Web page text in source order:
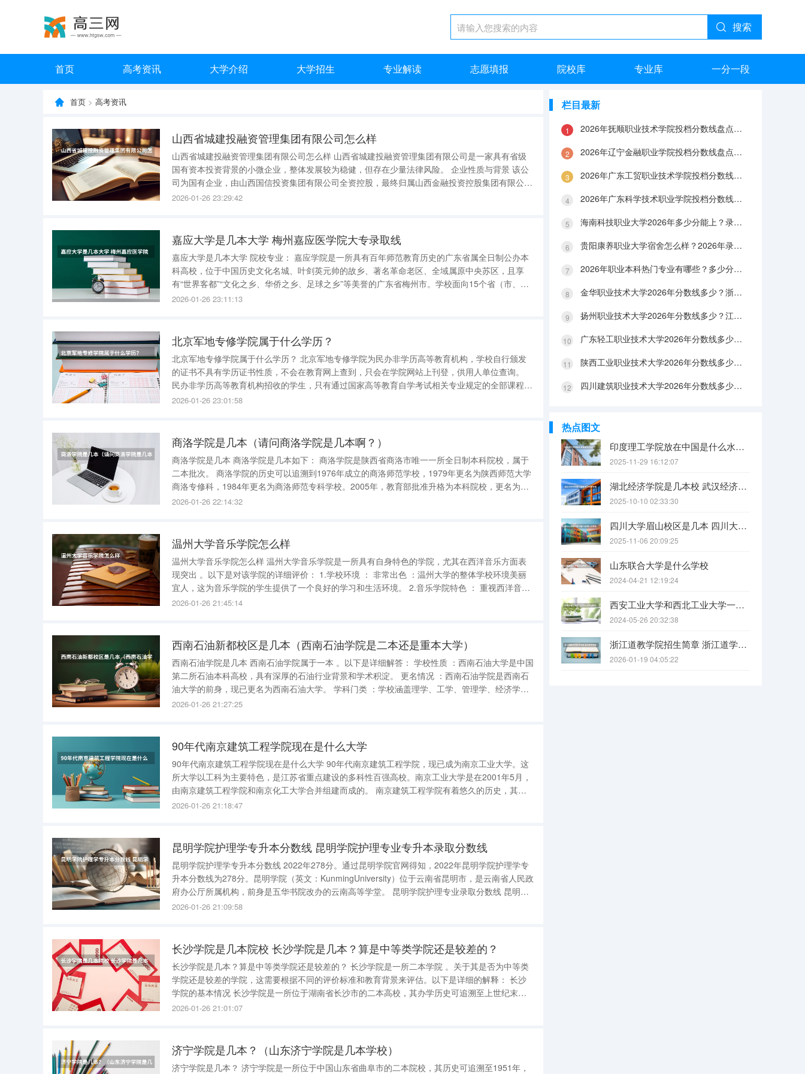
搜索
首页 高考资讯 大学介绍 大学招生 专业解读 志愿填报 院校库 专业库 一分一段
首页 > 高考资讯
山西省城建投融资管理集团有限公司怎么样
山西省城建投融资管理集团有限公司怎么样 山西省城建投融资管理集团有限公司是一家具有省级
国有资本投资背景的小微企业，整体发展较为稳健，但存在少量法律风险。 企业性质与背景 该公
司为国有企业，由山西国信投资集团有限公司全资控股，最终归属山西金融投资控股集团有限公
司，形成省级国有资本投资架构。其前身为山西城市建设投融资管理有限公司，2018年更名，注
2026-01-26 23:29:42
嘉应大学是几本大学 梅州嘉应医学院大专录取线
嘉应大学是几本大学 院校专业： 嘉应学院是一所具有百年师范教育历史的广东省属全日制公办本
科高校，位于中国历史文化名城、叶剑英元帅的故乡、著名革命老区、全域属原中央苏区，且享
有“世界客都”“文化之乡、华侨之乡、足球之乡”等美誉的广东省梅州市。学校面向15个省（市、
区）招生，现有普通全日制学生2.8万余人，成教学生近万人。学科专业综合,涵盖文学、理学、工
2026-01-26 23:11:13
北京军地专修学院属于什么学历？
北京军地专修学院属于什么学历？ 北京军地专修学院为民办非学历高等教育机构，学校自行颁发
的证书不具有学历证书性质，不会在教育网上查到，只会在学院网站上刊登，供用人单位查询。
民办非学历高等教育机构招收的学生，只有通过国家高等教育自学考试相关专业规定的全部课程，
方可取得加盖主考普通高校及自学考试办公室印章的国家承认的学历文凭， 扩展资料 培养目标：
2026-01-26 23:01:58
商洛学院是几本（请问商洛学院是几本啊？）
商洛学院是几本 商洛学院是几本如下： 商洛学院是陕西省商洛市唯一一所全日制本科院校，属于
二本批次。 商洛学院的历史可以追溯到1976年成立的商洛师范学校，1979年更名为陕西师范大学
商洛专修科，1984年更名为商洛师范专科学校。2005年，教育部批准升格为本科院校，更名为商
洛学院。 作为一所地方性本科院校，商洛学院在高等教育领域有着重要的地位和影响力。学校以
2026-01-26 22:14:32
温州大学音乐学院怎么样
温州大学音乐学院怎么样 温州大学音乐学院是一所具有自身特色的学院，尤其在西洋音乐方面表
现突出 。以下是对该学院的详细评价： 1.学校环境 ： 非常出色 ：温州大学的整体学校环境美丽
宜人，这为音乐学院的学生提供了一个良好的学习和生活环境。 2.音乐学院特色 ： 重视西洋音乐
：温州大学音乐学院在西洋音乐方面有着较为突出的表现，尤其是钢琴等乐器的教学水平较高。
2026-01-26 21:45:14
西南石油新都校区是几本（西南石油学院是二本还是重本大学）
西南石油学院是几本 西南石油学院属于一本 。以下是详细解答： 学校性质 ：西南石油大学是中国
第二所石油本科高校，具有深厚的石油行业背景和学术积淀。 更名情况 ：西南石油学院是西南石
油大学的前身，现已更名为西南石油大学。 学科门类 ：学校涵盖理学、工学、管理学、经济学、
文学、法学、教育、艺术8个学科门类，拥有多个具有招生资格的本科专业。 西南石油新都校区是
2026-01-26 21:27:25
90年代南京建筑工程学院现在是什么大学
90年代南京建筑工程学院现在是什么大学 90年代南京建筑工程学院，现已成为南京工业大学。这
所大学以工科为主要特色，是江苏省重点建设的多科性百强高校。南京工业大学是在2001年5月，
由南京建筑工程学院和南京化工大学合并组建而成的。 南京建筑工程学院有着悠久的历史，其前
身可以追溯到1915年创建的同济医工学堂附设机师科。历经同济高级职业学校、同济高级工业学
2026-01-26 21:18:47
昆明学院护理学专升本分数线 昆明学院护理专业专升本录取分数线
昆明学院护理学专升本分数线 2022年278分。通过昆明学院官网得知，2022年昆明学院护理学专
升本分数线为278分。昆明学院（英文：KunmingUniversity）位于云南省昆明市，是云南省人民政
府办公厅所属机构，前身是五华书院改办的云南高等学堂。 昆明学院护理专业录取分数线 昆明学
院 护理专业 录取分数线 在500－550分之间。 昆明学院医学院由昆明学院合并原昆明市卫生学校
2026-01-26 21:09:58
长沙学院是几本院校 长沙学院是几本？算是中等类学院还是较差的？
长沙学院是几本？算是中等类学院还是较差的？ 长沙学院是一所二本学院 。关于其是否为中等类
学院还是较差的学院，这需要根据不同的评价标准和教育背景来评估。以下是详细的解释： 长沙
学院的基本情况 长沙学院是一所位于湖南省长沙市的二本高校，其办学历史可追溯至上世纪末。
学校设有多个学科领域，涵盖了文、理、工、经济、管理、艺术等多个方面。近年来，学校在教
2026-01-26 21:01:07
济宁学院是几本？（山东济宁学院是几本学校）
济宁学院是几本？ 济宁学院是一所位于中国山东省曲阜市的二本院校，其历史可追溯至1951年，
栏目最新
2026年抚顺职业技术学院投档分数线盘点：录取分数、生活与就业指南
2026年辽宁金融职业学院投档分数线盘点：录取分数、生活与就业指南
2026年广东工贸职业技术学院投档分数线盘点：录取分数、生活与就业指南
2026年广东科学技术职业学院投档分数线盘点：录取分数、生活与就业指南
海南科技职业大学2026年多少分能上？录取分数线与生活成本解答
贵阳康养职业大学宿舍怎么样？2026年录取分数、费用及入学手续
2026年职业本科热门专业有哪些？多少分能上？绿牌专业有哪些？
金华职业技术大学2026年分数线多少？浙江考生563分能上吗？机械专业好就业吗？
扬州职业技术大学2026年分数线多少？江苏考生528分能上吗？医养照护好就业吗？
广东轻工职业技术大学2026年分数线多少？广东考生542分能上吗？
陕西工业职业技术大学2026年分数线多少？陕西考生355分能上吗？机械专业好就业吗？
四川建筑职业技术大学2026年分数线多少？四川考生510分能上吗？建筑专业好就业吗？
热点图文
印度理工学院放在中国是什么水平？
2025-11-29 16:12:07
湖北经济学院是几本校 武汉经济学院是几本
2025-10-10 02:33:30
四川大学眉山校区是几本 四川大学锦江学院是几本？咋样？
2025-11-06 20:09:25
山东联合大学是什么学校
2024-04-21 12:19:24
西安工业大学和西北工业大学一样吗
2024-05-26 20:32:38
浙江道教学院招生简章 浙江道学院报考条件要求
2026-01-19 04:05:22